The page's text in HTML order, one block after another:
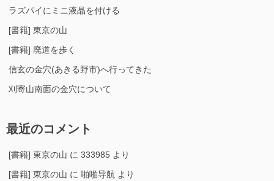
ラズパイにミニ液晶を付ける
[書籍] 東京の山
[書籍] 廃道を歩く
信玄の金穴(あきる野市)へ行ってきた
刈寄山南面の金穴について
最近のコメント
[書籍] 東京の山 に 333985 より
[書籍] 東京の山 に 啪啪导航 より